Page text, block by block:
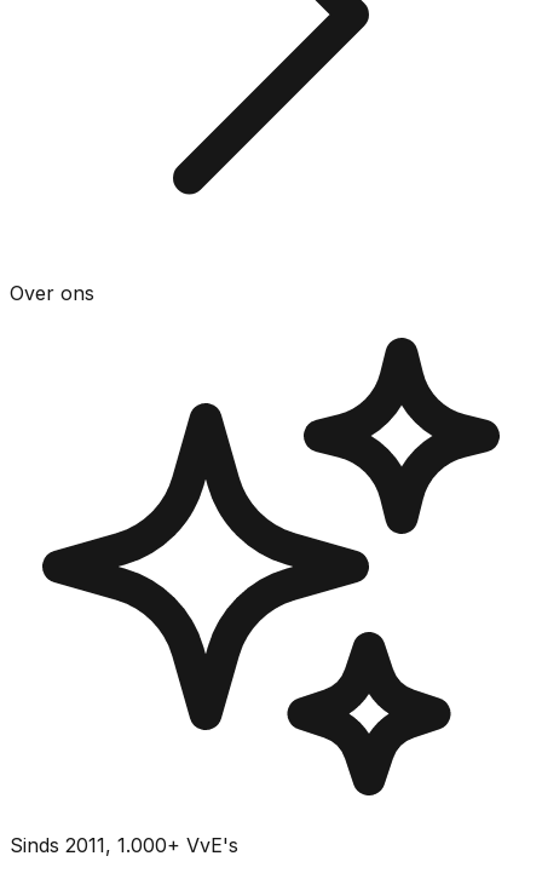
Over ons
Sinds 2011, 1.000+ VvE's